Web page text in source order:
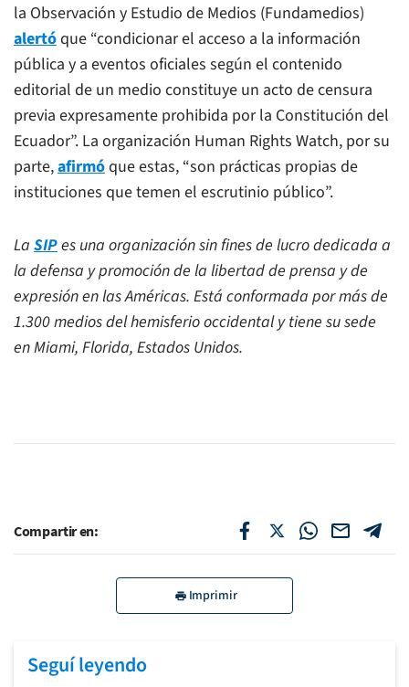
la Observación y Estudio de Medios (Fundamedios)
alertóque “condicionar el acceso a la información
pública y a eventos oficiales según el contenido
editorial de un medio constituye un acto de censura
previa expresamente prohibida por la Constitución del
Ecuador”. La organización Human Rights Watch, por su
parte,afirmóque estas, “son prácticas propias de
instituciones que temen el escrutinio público”.
La SIPes una organización sin fines de lucro dedicada a
la defensa y promoción de la libertad de prensa y de
expresión en las Américas. Está conformada por más de
1.300 medios del hemisferio occidental y tiene su sede
en Miami, Florida, Estados Unidos.
Compartir en:
Imprimir
Seguí leyendo